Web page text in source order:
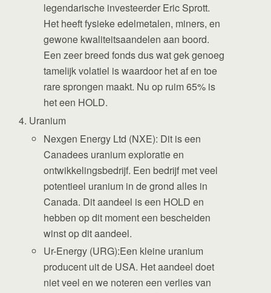
legendarische investeerder Eric Sprott.
Het heeft fysieke edelmetalen, miners, en
gewone kwaliteitsaandelen aan boord.
Een zeer breed fonds dus wat gek genoeg
tamelijk volatiel is waardoor het af en toe
rare sprongen maakt. Nu op ruim 65% is
het een HOLD.
Uranium
Nexgen Energy Ltd (NXE): Dit is een
Canadees uranium exploratie en
ontwikkelingsbedrijf. Een bedrijf met veel
potentieel uranium in de grond alles in
Canada. Dit aandeel is een HOLD en
hebben op dit moment een bescheiden
winst op dit aandeel.
Ur-Energy (URG):Een kleine uranium
producent uit de USA. Het aandeel doet
niet veel en we noteren een verlies van